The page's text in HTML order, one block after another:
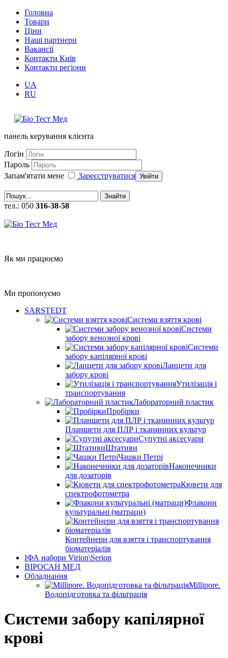
Головна
Товари
Ціни
Наші партнери
Вакансії
Контакти Київ
Контакти регіони
UA
RU
панель керування клієнта
Логін
Пароль
Запам'ятати мене
Зареєструватися Увійти
Знайти
тел.: 050 316-38-58
Як ми працюємо
Ми пропонуємо
SARSTEDT
Системи взяття крові
Системи
забору венозної крові
Системи
забору капілярної крові
Ланцети для
забору крові
Утилізація і
транспортування
Лабораторний пластик
Пробірки
Планшети для ПЛР і тканинних культур
Супутні аксесуари
Штативи
Чашки Петрі
Наконечники
для дозаторів
Кювети для
спектрофотометра
Флакони
культуральні (матраци)
Контейнери для взяття і транспортування
біоматеріалів
ІФА набори Virion\Serion
ВІРОСАН МЕД
Обладнання
Millipore.
Водопідготовка та фільтрація
Системи забору капілярної
крові